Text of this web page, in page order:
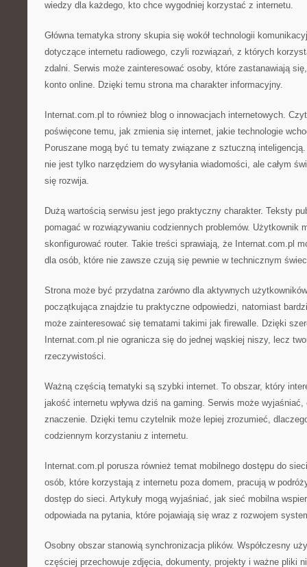
wiedzy dla każdego, kto chce wygodniej korzystać z internetu.
Główna tematyka strony skupia się wokół technologii
dotyczące internetu radiowego, czyli rozwiązań, z których
zdalni. Serwis może zainteresować osoby, które zastanawiają
konto online. Dzięki temu strona ma charakter informacyjny.
Internat.com.pl to również blog o innowacjach internetowych.
poświęcone temu, jak zmienia się internet, jakie technologie
Poruszane mogą być tu tematy związane z sztuczną
nie jest tylko narzędziem do wysyłania wiadomości, ale całym
się rozwija.
Dużą wartością serwisu jest jego praktyczny charakter. Teksty
pomagać w rozwiązywaniu codziennych problemów. Użytkownik
skonfigurować router. Takie treści sprawiają, że Internat.com.pl
dla osób, które nie zawsze czują się pewnie w technicznym
Strona może być przydatna zarówno dla aktywnych
początkująca znajdzie tu praktyczne odpowiedzi, natomiast
może zainteresować się tematami takimi jak firewalle. Dzięki
Internat.com.pl nie ogranicza się do jednej wąskiej niszy, lecz
rzeczywistości.
Ważną częścią tematyki są szybki internet. To obszar, który
jakość internetu wpływa dziś na gaming. Serwis może
znaczenie. Dzięki temu czytelnik może lepiej zrozumieć,
codziennym korzystaniu z internetu.
Internat.com.pl porusza również temat mobilnego dostępu do
osób, które korzystają z internetu poza domem, pracują w
dostęp do sieci. Artykuły mogą wyjaśniać, jak sieć mobilna
odpowiada na pytania, które pojawiają się wraz z rozwojem
Osobny obszar stanowią synchronizacja plików. Współczesny
częściej przechowuje zdjęcia, dokumenty, projekty i ważne pliki